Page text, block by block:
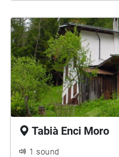
Tabià Enci Moro
1 sound